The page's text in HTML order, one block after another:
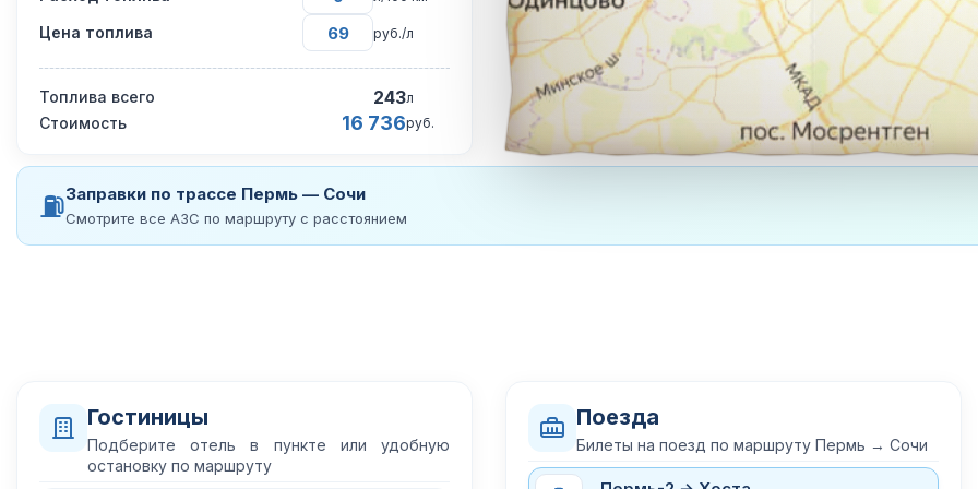
Цена топлива руб./л
Топлива всего 243л
Стоимость 16 736руб.
⛽Заправки по трассе Пермь — Сочи
Смотрите все АЗС по маршруту с расстоянием
Гостиницы
Подберите отель в пункте или удобную
остановку по маршруту
Поезда
Билеты на поезд по маршруту Пермь → Сочи